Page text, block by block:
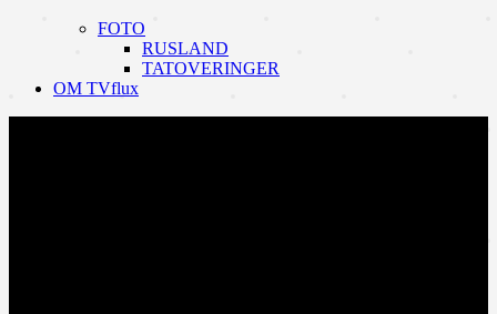
FOTO
RUSLAND
TATOVERINGER
OM TVflux